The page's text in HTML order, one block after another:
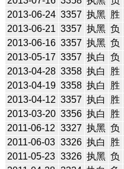
2013-06-24 3357 执黑 胜
2013-06-21 3357 执黑 负
2013-06-16 3357 执黑 负
2013-05-17 3357 执白 负
2013-04-28 3358 执白 胜
2013-04-19 3358 执白 胜
2013-04-12 3357 执白 胜
2013-03-20 3356 执白 胜
2011-06-12 3327 执黑 负
2011-06-03 3326 执白 胜
2011-05-23 3326 执黑 负